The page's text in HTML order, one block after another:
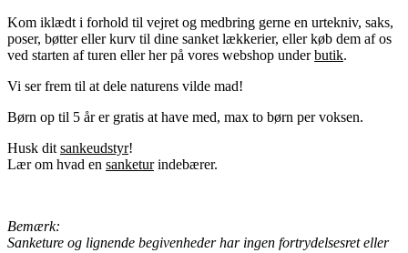
Kom iklædt i forhold til vejret og medbring gerne en urtekniv, saks,
poser, bøtter eller kurv til dine sanket lækkerier, eller køb dem af os
ved starten af turen eller her på vores webshop underbutik.
Vi ser frem til at dele naturens vilde mad!
Børn op til 5 år er gratis at have med, max to børn per voksen.
Husk dit sankeudstyr!
Lær om hvad en sanketurindebærer.
Bemærk:
Sanketure og lignende begivenheder har ingen fortrydelsesret eller